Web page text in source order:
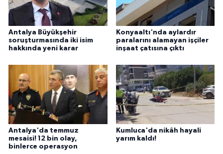
Antalya Büyükşehir
soruşturmasında iki isim
hakkında yeni karar
Konyaaltı'nda aylardır
paralarını alamayan işçiler
inşaat çatısına çıktı
Antalya'da temmuz
mesaisi! 12 bin olay,
binlerce operasyon
Kumluca'da nikâh hayali
yarım kaldı!